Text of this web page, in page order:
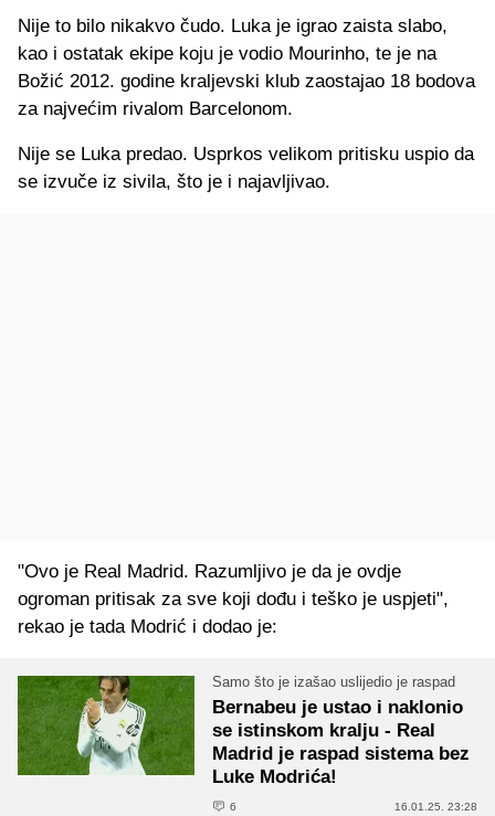
Nije to bilo nikakvo čudo. Luka je igrao zaista slabo,
kao i ostatak ekipe koju je vodio Mourinho, te je na
Božić 2012. godine kraljevski klub zaostajao 18 bodova
za najvećim rivalom Barcelonom.
Nije se Luka predao. Usprkos velikom pritisku uspio da
se izvuče iz sivila, što je i najavljivao.
"Ovo je Real Madrid. Razumljivo je da je ovdje
ogroman pritisak za sve koji dođu i teško je uspjeti",
rekao je tada Modrić i dodao je:
Samo što je izašao uslijedio je raspad
Bernabeu je ustao i naklonio
se istinskom kralju - Real
Madrid je raspad sistema bez
Luke Modrića!
6 16.01.25. 23:28